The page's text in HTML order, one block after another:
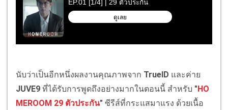
นับว่าเป็นอีกหนึ่งผลงานคุณภาพจาก TrueID และค่าย
JUVE9 ที่ได้รับการพูดถึงอย่างมากในตอนนี้ สำหรับ "HO
MEROOM 29 ตัวประกัน" ซีรีส์ที่กระแสมาแรง ด้วยเนื้อ